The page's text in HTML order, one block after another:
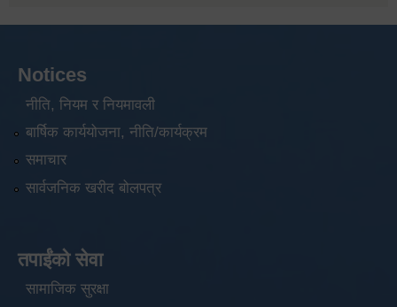
Notices
नीति, नियम र नियमावली
बार्षिक कार्ययोजना, नीति/कार्यक्रम
समाचार
सार्वजनिक खरीद बोलपत्र
तपाईंको सेवा
सामाजिक सुरक्षा